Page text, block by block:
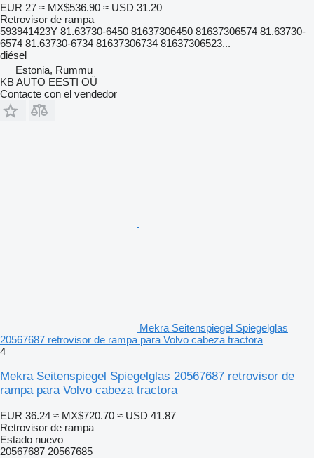
EUR 27 ≈ MX$536.90 ≈ USD 31.20
Retrovisor de rampa
593941423Y 81.63730-6450 81637306450 81637306574 81.63730-
6574 81.63730-6734 81637306734 81637306523...
diésel
Estonia, Rummu
KB AUTO EESTI OÜ
Contacte con el vendedor
Mekra Seitenspiegel Spiegelglas
20567687 retrovisor de rampa para Volvo cabeza tractora
4
Mekra Seitenspiegel Spiegelglas 20567687 retrovisor de
rampa para Volvo cabeza tractora
EUR 36.24 ≈ MX$720.70 ≈ USD 41.87
Retrovisor de rampa
Estado nuevo
20567687 20567685